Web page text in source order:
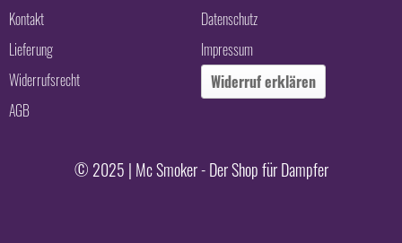
Kontakt
Lieferung
Widerrufsrecht
AGB
Datenschutz
Impressum
Widerruf erklären
© 2025 | Mc Smoker - Der Shop für Dampfer